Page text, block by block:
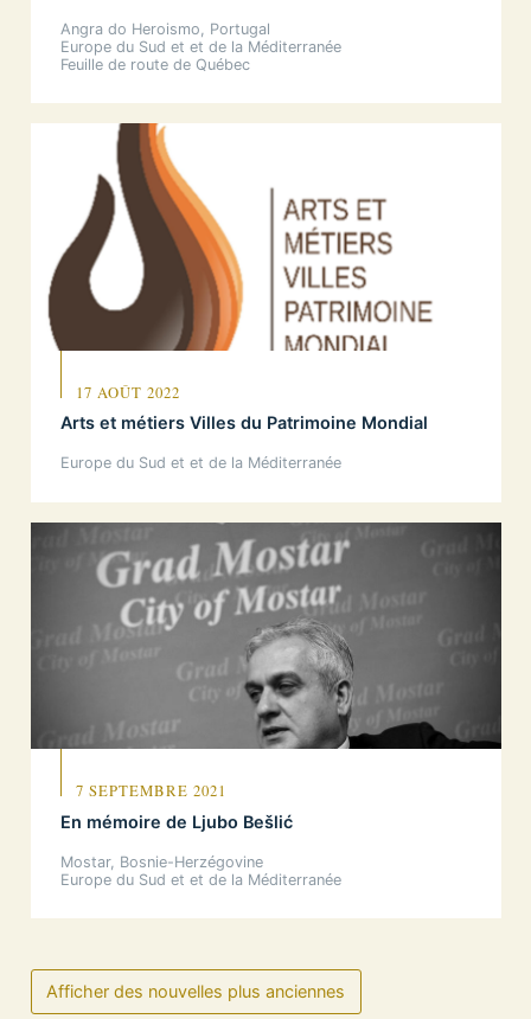
Angra do Heroismo, Portugal
Europe du Sud et et de la Méditerranée
Feuille de route de Québec
17 AOÛT 2022
Arts et métiers Villes du Patrimoine Mondial
Europe du Sud et et de la Méditerranée
7 SEPTEMBRE 2021
En mémoire de Ljubo Bešlić
Mostar, Bosnie-Herzégovine
Europe du Sud et et de la Méditerranée
Afficher des nouvelles plus anciennes